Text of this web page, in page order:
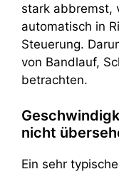
stark abbremst,
automatisch in
Steuerung.
von Bandlauf,
betrachten.
nicht
Ein sehr